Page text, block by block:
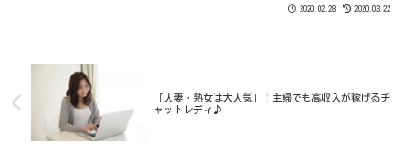
2020.02.28 2020.03.22
「人妻・熟女は大人気」！主婦でも高収入が稼げるチ
ャットレディ♪